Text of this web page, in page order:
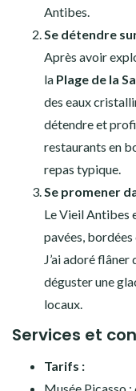
Antibes.
Se détendre
Après avoir
la Plage de la
des eaux
détendre et
restaurants en
repas typique.
Se promener
Le Vieil Antibes
pavées,
J’ai adoré
déguster une
locaux.
Services et
Tarifs :